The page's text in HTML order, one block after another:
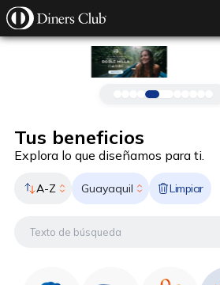
Pasar al contenido principal
Tus beneficios
Explora lo que diseñamos para ti.
A-Z Guayaquil Limpiar